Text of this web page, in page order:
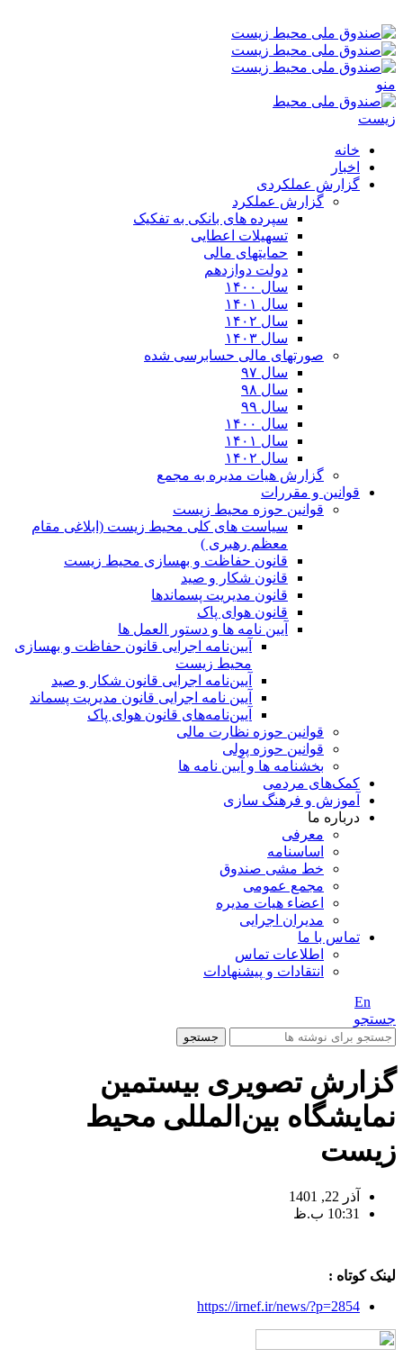
منو
خانه
اخبار
گزارش عملکردی
گزارش عملکرد
سپرده های بانکی به تفکیک
تسهیلات اعطایی
حمایتهای مالی
دولت دوازدهم
سال ۱۴۰۰
سال ۱۴۰۱
سال ۱۴۰۲
سال ۱۴۰۳
صورتهای مالی حسابرسی شده
سال ۹۷
سال ۹۸
سال ۹۹
سال ۱۴۰۰
سال ۱۴۰۱
سال ۱۴۰۲
گزارش هیات مدیره به مجمع
قوانین و مقررات
قوانین حوزه محیط زیست
ﺳﯿﺎﺳﺖ ﻫﺎی ﮐﻠﯽ ﻣﺤﯿﻂ زﯾﺴﺖ (ابلاغی مقام
معظم رهبری )
قانون حفاظت و بهسازی محیط زیست
قانون شکار و صید
قانون مدیریت پسماندها
قانون هوای پاک
آیین نامه ها و دستور العمل ها
آیین‌نامه اجرایی قانون حفاظت و بهسازی
محیط زیست
آیین‌نامه اجرایی قانون شکار و صید
آیین نامه اجرایی قانون مدیریت پسماند
آیین‌نامه‌های قانون هوای پاک
قوانین حوزه نظارت مالی
قوانین حوزه پولی
بخشنامه ها و آیین نامه ها
کمک‌های مردمی
آموزش و فرهنگ سازی
درباره ما
معرفی
اساسنامه
خط مشی صندوق
مجمع عمومی
اعضاء هیات مدیره
مدیران اجرایی
تماس با ما
اطلاعات تماس
انتقادات و پیشنهادات
En
جستجو
جستجو
گزارش تصویری بیستمین
نمایشگاه بین‌المللی محیط
زیست
آذر 22, 1401
10:31 ب.ظ
لینک کوتاه :
https://irnef.ir/news/?p=2854